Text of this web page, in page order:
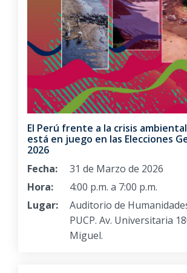
El Perú frente a la crisis
está en juego en las Elecciones
2026
Fecha:
31 de Marzo de 2026
Hora:
4:00 p.m. a 7:00 p.m.
Lugar:
Auditorio de
PUCP. Av. Universitaria
Miguel.